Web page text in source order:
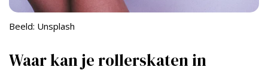
Beeld: Unsplash
Waar kan je rollerskaten in